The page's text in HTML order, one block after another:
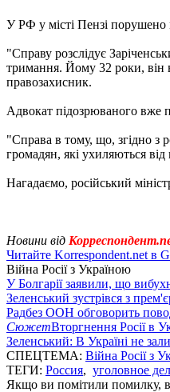
У РФ у місті Пензі порушено
"Справу розслідує
тримання. Йому 32 роки, він
правозахисник.
Адвокат підозрюваного вже
"Справа в тому, що, згідно з
громадян, які ухиляються
Нагадаємо, російський
Новини від
Читайте Korrespondent.net в
Війна Росії з Україною
У Болгарії заявили, що
Зеленський зустрівся з
Радбез ООН обговорить
СюжетВторгнення Росії в
Зеленський: В Україні не
СПЕЦТЕМА: Війна Росії з
ТЕГИ: Россия, уголовное
Якщо ви помітили помилку,